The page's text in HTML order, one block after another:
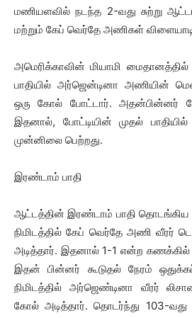
மணியளவில் நடந்த 2-வது சுற்று
மற்றும் கேப் வெர்தே அணிகள்
அமெரிக்காவின் மியாமி
பாதியில் அர்ஜென்டினா அணியின்
ஒரு கோல் போட்டார். அதன்பின்னர்
இதனால், போட்டியின் முதல்
முன்னிலை பெற்றது.
இரண்டாம் பாதி
ஆட்டத்தின் இரண்டாம் பாதி தொடங்கிய
நிமிடத்தில் கேப் வெர்தே அணி வீரர்
அடித்தார். இதனால் 1-1 என்ற
இதன் பின்னர் கூடுதல் நேரம்
நிமிடத்தில் அர்ஜெண்டினா வீரர்
கோல் அடித்தார். தொடர்ந்து 103-வது